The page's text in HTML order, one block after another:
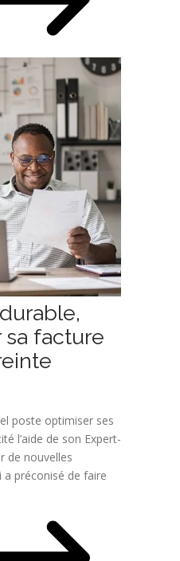
sa facture
poste optimiser ses
l’aide de son Expert-
de nouvelles
a préconisé de faire